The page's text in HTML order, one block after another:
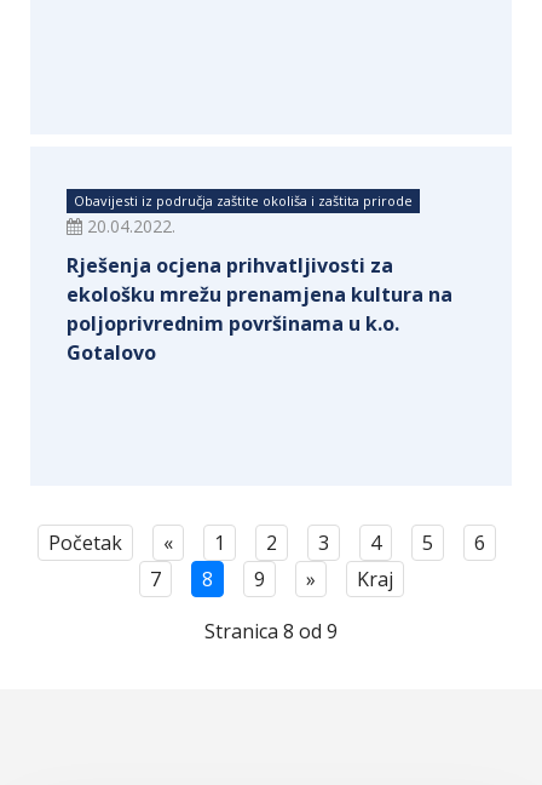
Obavijesti iz područja zaštite okoliša i zaštita prirode
20.04.2022.
Rješenja ocjena prihvatljivosti za
ekološku mrežu prenamjena kultura na
poljoprivrednim površinama u k.o.
Gotalovo
Početak « 1 2 3 4 5
6
7
8 9 »
Kraj
Stranica 8 od 9